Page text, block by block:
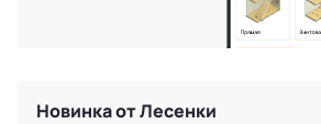
Новинка от Лесенки